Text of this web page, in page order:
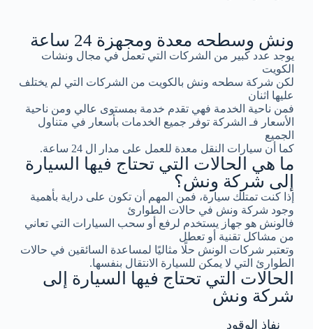
ونش وسطحه معدة ومجهزة 24 ساعة
يوجد عدد كبير من الشركات التي تعمل في مجال ونشات
الكويت
لكن شركة سطحه ونش بالكويت من الشركات التي لم يختلف
عليها اثنان
فمن ناحية الخدمة فهي تقدم خدمة بمستوى عالي ومن ناحية
الأسعار فـ الشركة توفر جميع الخدمات بأسعار في متناول
الجميع
كما أن سيارات النقل معدة للعمل على مدار ال 24 ساعة.
ما هي الحالات التي تحتاج فيها السيارة
إلى شركة ونش؟
إذا كنت تمتلك سيارة، فمن المهم أن تكون على دراية بأهمية
وجود شركة ونش في حالات الطوارئ
فالونش هو جهاز يستخدم لرفع أو سحب السيارات التي تعاني
من مشاكل تقنية أو تعطل
وتعتبر شركات الونش حلًا مثاليًا لمساعدة السائقين في حالات
الطوارئ التي لا يمكن للسيارة الانتقال بنفسها.
الحالات التي تحتاج فيها السيارة إلى
شركة ونش
نفاذ الوقود